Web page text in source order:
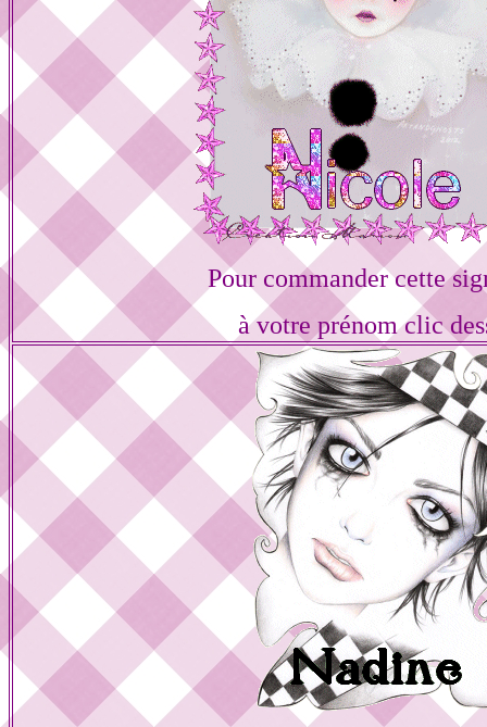
Pour commander cette
à votre prénom clic